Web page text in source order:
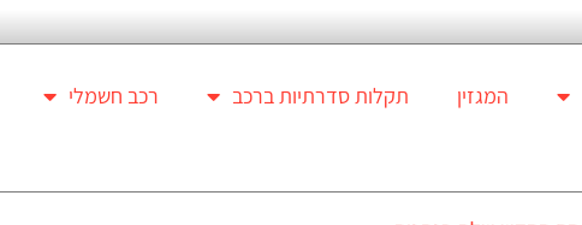
המגזין תקלות סדרתיות ברכב רכב חשמלי